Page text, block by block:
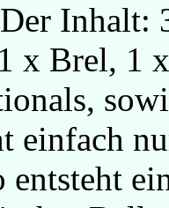
Inhalt:
x Brel, 1
einfach
entsteht